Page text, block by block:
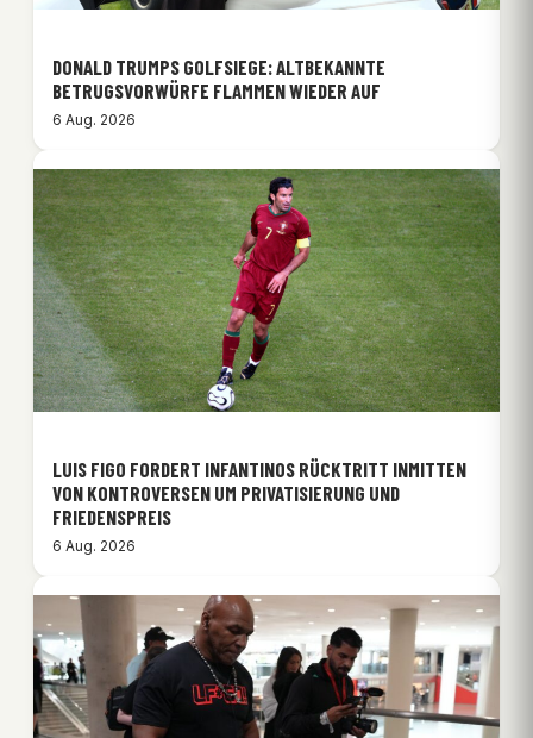
DONALD TRUMPS GOLFSIEGE: ALTBEKANNTE
BETRUGSVORWÜRFE FLAMMEN WIEDER AUF
6 Aug. 2026
LUIS FIGO FORDERT INFANTINOS RÜCKTRITT INMITTEN
VON KONTROVERSEN UM PRIVATISIERUNG UND
FRIEDENSPREIS
6 Aug. 2026